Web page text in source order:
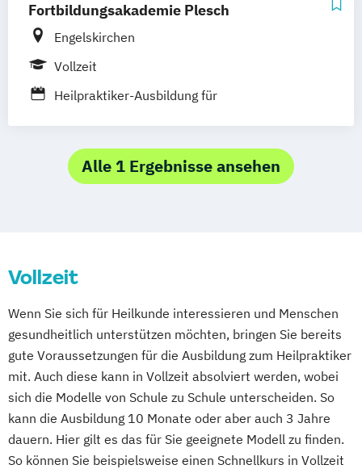
Fortbildungsakademie Plesch
Engelskirchen
Vollzeit
Heilpraktiker-Ausbildung für
Alle 1 Ergebnisse ansehen
Vollzeit
Wenn Sie sich für Heilkunde interessieren und Menschen
gesundheitlich unterstützen möchten, bringen Sie bereits
gute Voraussetzungen für die Ausbildung zum Heilpraktiker
mit. Auch diese kann in Vollzeit absolviert werden, wobei
sich die Modelle von Schule zu Schule unterscheiden. So
kann die Ausbildung 10 Monate oder aber auch 3 Jahre
dauern. Hier gilt es das für Sie geeignete Modell zu finden.
So können Sie beispielsweise einen Schnellkurs in Vollzeit